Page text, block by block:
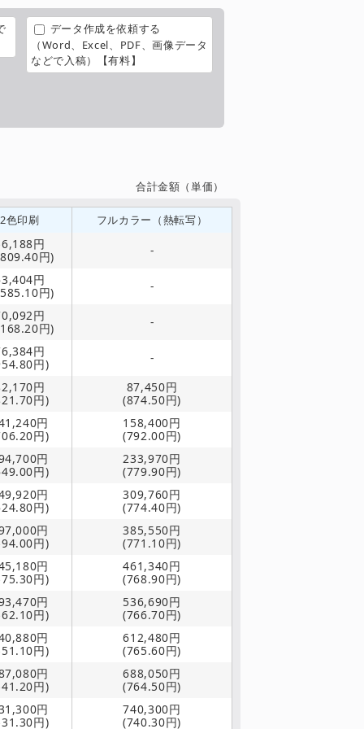
データ作成を依頼する
（Word、Excel、PDF、画像データ
などで入稿）【有料】
合計金額（単価）
2色印刷 フルカラー（熱転写）
円
円)
-
円
円)
-
円
円)
-
円
円)
-
円
円)
87,450円
(874.50円)
円
円)
158,400円
(792.00円)
円
円)
233,970円
(779.90円)
円
円)
309,760円
(774.40円)
円
円)
385,550円
(771.10円)
円
円)
461,340円
(768.90円)
円
円)
536,690円
(766.70円)
円
円)
612,480円
(765.60円)
円
円)
688,050円
(764.50円)
円
円)
740,300円
(740.30円)